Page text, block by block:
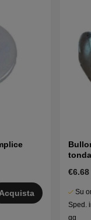
tonda
€6.68
Su
Sped.
gg